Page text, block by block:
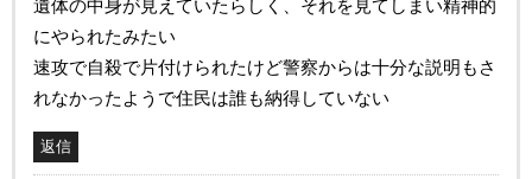
遺体の中身が見えていたらしく、それを見てしまい精神的
にやられたみたい
速攻で自殺で片付けられたけど警察からは十分な説明もさ
れなかったようで住民は誰も納得していない
返信